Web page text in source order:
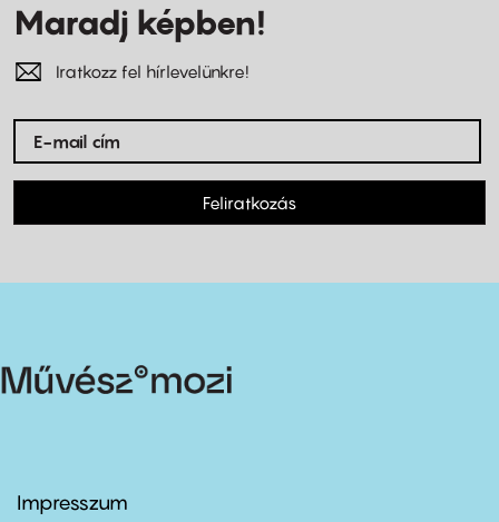
Maradj képben!
Iratkozz fel hírlevelünkre!
Feliratkozás
Footer
Impresszum